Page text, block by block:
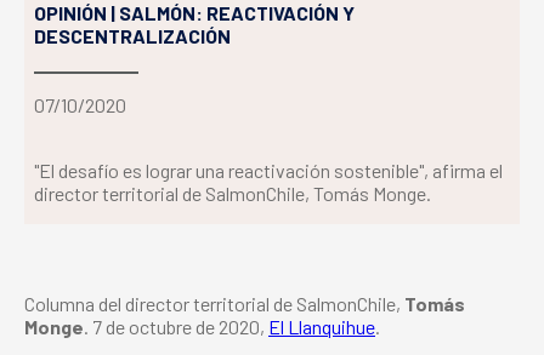
OPINIÓN | SALMÓN: REACTIVACIÓN Y
DESCENTRALIZACIÓN
07/10/2020
"El desafío es lograr una reactivación sostenible", afirma el
director territorial de SalmonChile, Tomás Monge.
Columna del director territorial de SalmonChile, Tomás
Monge . 7 de octubre de 2020, El Llanquihue